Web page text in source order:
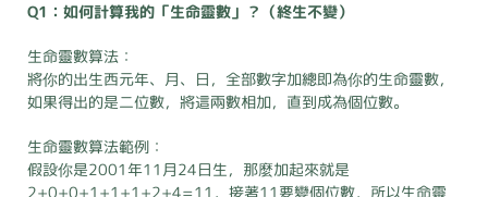
Q1：如何計算我的「生命靈數」？（終生不變）
生命靈數算法：
將你的出生西元年、月、日，全部數字加總即為你的生命靈數，
如果得出的是二位數，將這兩數相加，直到成為個位數。
生命靈數算法範例：
假設你是2001年11月24日生，那麼加起來就是
2+0+0+1+1+1+2+4=11，接著11要變個位數，所以生命靈